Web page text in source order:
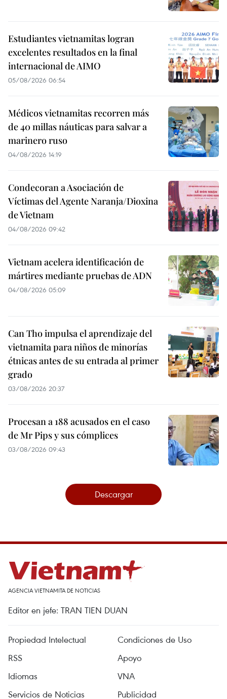
Estudiantes vietnamitas logran
excelentes resultados en la final
internacional de AIMO
05/08/2026 06:54
Médicos vietnamitas recorren más
de 40 millas náuticas para salvar a
marinero ruso
04/08/2026 14:19
Condecoran a Asociación de
Víctimas del Agente Naranja/Dioxina
de Vietnam
04/08/2026 09:42
Vietnam acelera identificación de
mártires mediante pruebas de ADN
04/08/2026 05:09
Can Tho impulsa el aprendizaje del
vietnamita para niños de minorías
étnicas antes de su entrada al primer
grado
03/08/2026 20:37
Procesan a 188 acusados en el caso
de Mr Pips y sus cómplices
03/08/2026 09:43
Descargar
AGENCIA VIETNAMITA DE NOTICIAS
Editor en jefe: TRAN TIEN DUAN
Propiedad Intelectual
Condiciones de Uso
RSS
Apoyo
Idiomas
VNA
Servicios de Noticias
Publicidad